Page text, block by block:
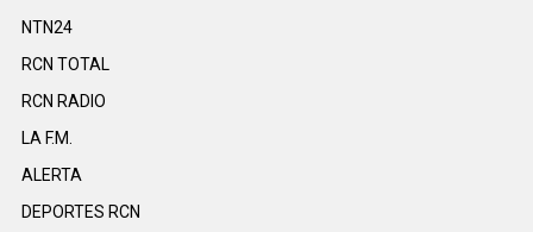
NTN24
RCN TOTAL
RCN RADIO
LA F.M.
ALERTA
DEPORTES RCN